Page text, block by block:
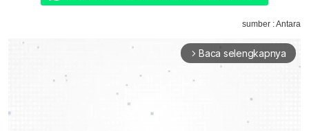
sumber : Antara
arrow_forward_ios Baca selengkapnya